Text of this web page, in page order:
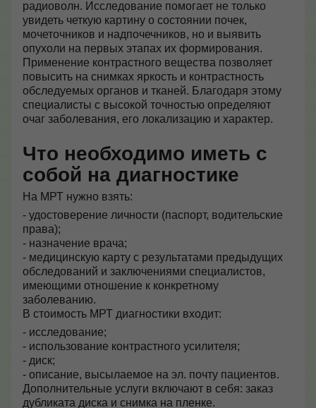
радиоволн. Исследование помогает не только
увидеть четкую картину о состоянии почек,
мочеточников и надпочечников, но и выявить
опухоли на первых этапах их формирования.
Применение контрастного вещества позволяет
повысить на снимках яркость и контрастность
обследуемых органов и тканей. Благодаря этому
специалисты с высокой точностью определяют
очаг заболевания, его локализацию и характер.
Что необходимо иметь с
собой на диагностике
На МРТ нужно взять:
- удостоверение личности (паспорт, водительские
права);
- назначение врача;
- медицинскую карту с результатами предыдущих
обследований и заключениями специалистов,
имеющими отношение к конкретному
заболеванию.
В стоимость МРТ диагностики входит:
- исследование;
- использование контрастного усилителя;
- диск;
- описание, высылаемое на эл. почту пациентов.
Дополнительные услуги включают в себя: заказ
дубликата диска и снимка на пленке.